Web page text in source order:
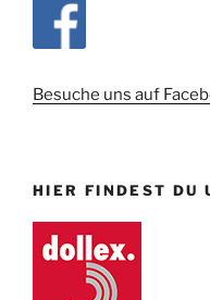
Besuche uns auf
HIER FINDEST DU